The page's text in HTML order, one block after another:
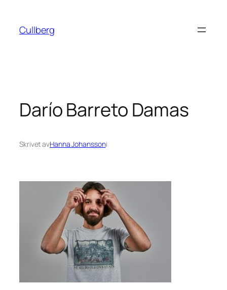
innehåll
Cullberg
Darío Barreto Damas
Skrivet avHanna Johanssoni